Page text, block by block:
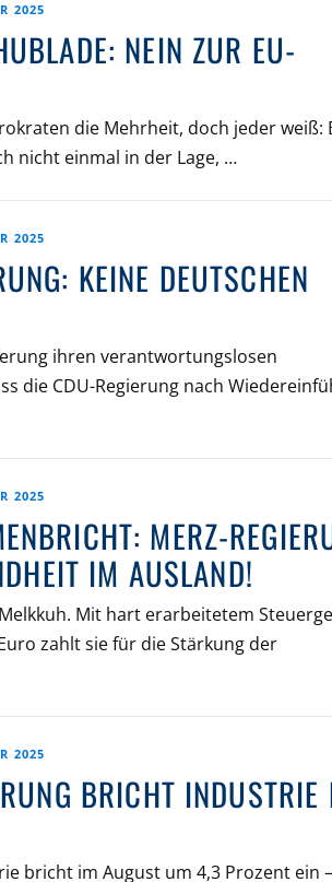
2025
NEIN ZUR EU-
die Mehrheit, doch jeder weiß:
nicht einmal in der Lage, …
2025
KEINE DEUTSCHEN
ihren verantwortungslosen
die CDU-Regierung nach
2025
MERZ-
IM AUSLAND!
Mit hart erarbeitetem
zahlt sie für die Stärkung der
2025
BRICHT INDUSTRIE
bricht im August um 4,3 Prozent ein